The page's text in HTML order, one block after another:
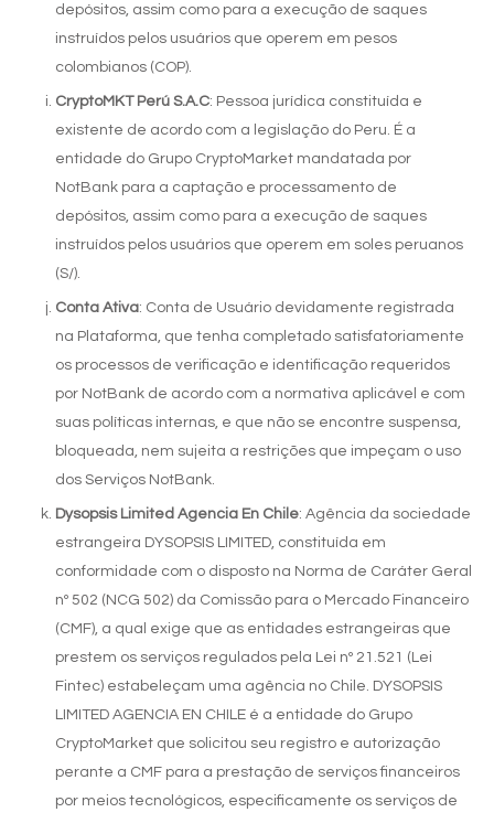
depósitos, assim como para a execução de saques
instruídos pelos usuários que operem em pesos
colombianos (COP).
CryptoMKT Perú S.A.C: Pessoa jurídica constituída e
existente de acordo com a legislação do Peru. É a
entidade do Grupo CryptoMarket mandatada por
NotBank para a captação e processamento de
depósitos, assim como para a execução de saques
instruídos pelos usuários que operem em soles peruanos
(S/).
Conta Ativa: Conta de Usuário devidamente registrada
na Plataforma, que tenha completado satisfatoriamente
os processos de verificação e identificação requeridos
por NotBank de acordo com a normativa aplicável e com
suas políticas internas, e que não se encontre suspensa,
bloqueada, nem sujeita a restrições que impeçam o uso
dos Serviços NotBank.
Dysopsis Limited Agencia En Chile: Agência da sociedade
estrangeira DYSOPSIS LIMITED, constituída em
conformidade com o disposto na Norma de Caráter Geral
nº 502 (NCG 502) da Comissão para o Mercado Financeiro
(CMF), a qual exige que as entidades estrangeiras que
prestem os serviços regulados pela Lei nº 21.521 (Lei
Fintec) estabeleçam uma agência no Chile. DYSOPSIS
LIMITED AGENCIA EN CHILE é a entidade do Grupo
CryptoMarket que solicitou seu registro e autorização
perante a CMF para a prestação de serviços financeiros
por meios tecnológicos, especificamente os serviços de